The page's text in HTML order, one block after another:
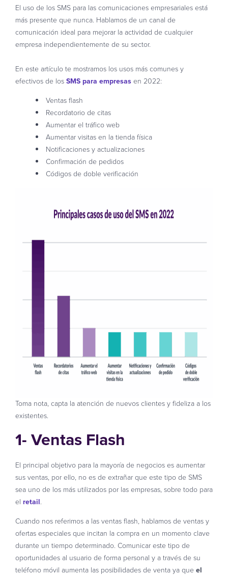
El uso de los SMS para las comunicaciones empresariales está
más presente que nunca. Hablamos de un canal de
comunicación ideal para mejorar la actividad de cualquier
empresa independientemente de su sector.
En este artículo te mostramos los usos más comunes y
efectivos de losSMS para empresasen 2022:
Ventas flash
Recordatorio de citas
Aumentar el tráfico web
Aumentar visitas en la tienda física
Notificaciones y actualizaciones
Confirmación de pedidos
Códigos de doble verificación
Toma nota, capta la atención de nuevos clientes y fideliza a los
existentes.
1- Ventas Flash
El principal objetivo para la mayoría de negocios es aumentar
sus ventas, por ello, no es de extrañar que este tipo de SMS
sea uno de los más utilizados por las empresas, sobre todo para
el retail.
Cuando nos referimos a las ventas flash, hablamos de ventas y
ofertas especiales que incitan la compra en un momento clave
durante un tiempo determinado. Comunicar este tipo de
oportunidades al usuario de forma personal y a través de su
teléfono móvil aumenta las posibilidades de venta ya que el